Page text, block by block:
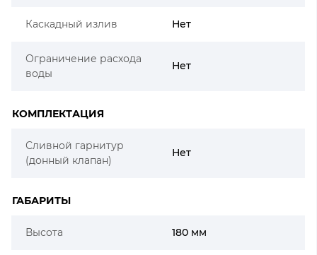
Каскадный излив Нет
Ограничение расхода
воды
Нет
КОМПЛЕКТАЦИЯ
Сливной гарнитур
(донный клапан)
Нет
ГАБАРИТЫ
Высота 180 мм